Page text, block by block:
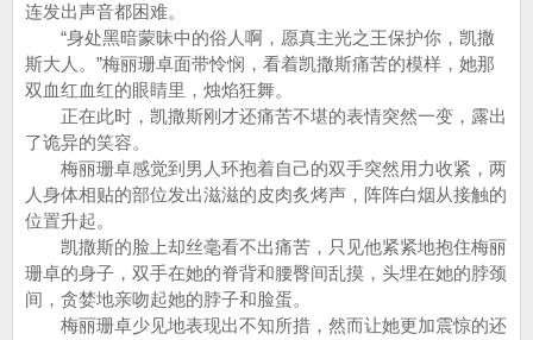
连发出声音都困难。
“身处黑暗蒙昧中的俗人啊，愿真主光之王保护你，凯撒
斯大人。”梅丽珊卓面带怜悯，看着凯撒斯痛苦的模样，她那
双血红血红的眼睛里，烛焰狂舞。
正在此时，凯撒斯刚才还痛苦不堪的表情突然一变，露出
了诡异的笑容。
梅丽珊卓感觉到男人环抱着自己的双手突然用力收紧，两
人身体相贴的部位发出滋滋的皮肉炙烤声，阵阵白烟从接触的
位置升起。
凯撒斯的脸上却丝毫看不出痛苦，只见他紧紧地抱住梅丽
珊卓的身子，双手在她的脊背和腰臀间乱摸，头埋在她的脖颈
间，贪婪地亲吻起她的脖子和脸蛋。
梅丽珊卓少见地表现出不知所措，然而让她更加震惊的还